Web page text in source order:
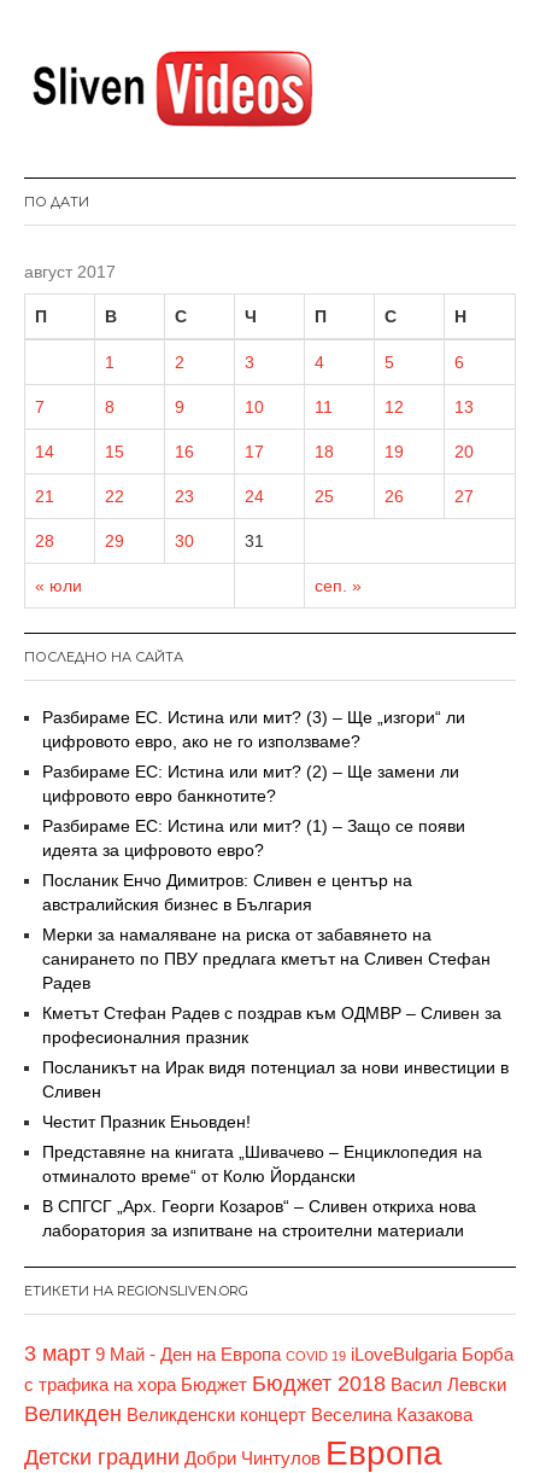
ПО ДАТИ
август 2017
П В С Ч П С Н
« юли сеп. »
1 2 3 4 5 6
7 8 9 10 11 12 13
14 15 16 17 18 19 20
21 22 23 24 25 26 27
28 29 30 31
ПОСЛЕДНО НА САЙТА
Разбираме ЕС. Истина или мит? (3) – Ще „изгори“ ли
цифровото евро, ако не го използваме?
Разбираме ЕС: Истина или мит? (2) – Ще замени ли
цифровото евро банкнотите?
Разбираме ЕС: Истина или мит? (1) – Защо се появи
идеята за цифровото евро?
Посланик Енчо Димитров: Сливен е център на
австралийския бизнес в България
Мерки за намаляване на риска от забавянето на
санирането по ПВУ предлага кметът на Сливен Стефан
Радев
Кметът Стефан Радев с поздрав към ОДМВР – Сливен за
професионалния празник
Посланикът на Ирак видя потенциал за нови инвестиции в
Сливен
Честит Празник Еньовден!
Представяне на книгата „Шивачево – Енциклопедия на
отминалото време“ от Колю Йордански
В СПГСГ „Арх. Георги Козаров“ – Сливен откриха нова
лаборатория за изпитване на строителни материали
ЕТИКЕТИ НА REGIONSLIVEN.ORG
3 март 9 Май - Ден на Европа COVID 19 iLoveBulgaria Борба
с трафика на хора Бюджет Бюджет 2018 Васил Левски
Великден Великденски концерт Веселина Казакова
Детски градини Добри Чинтулов Европа